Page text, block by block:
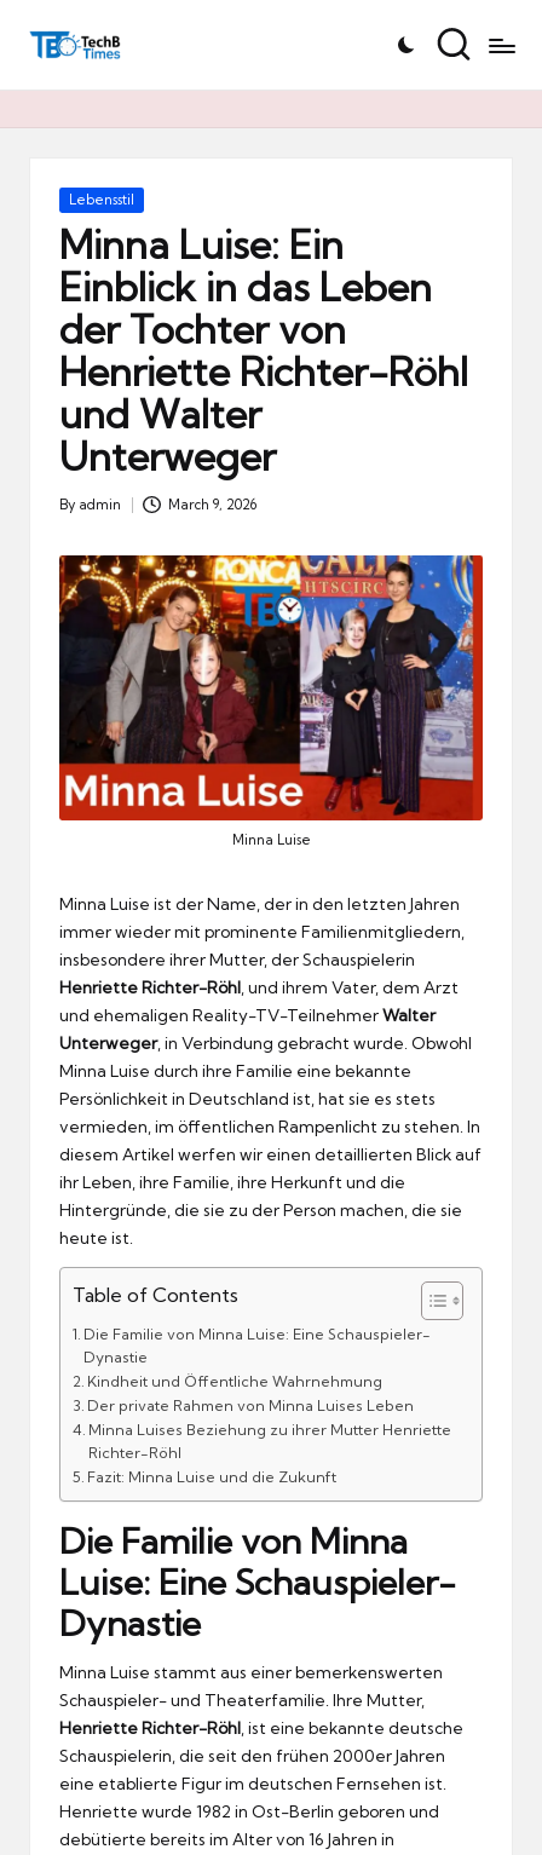
T
h
Posted
Lebensstil
Minna Luise: Ein
Einblick in das Leben
der Tochter von
Henriette Richter-Röhl
und Walter
Unterweger
Posted
By admin March 9, 2026
Minna Luise
Minna Luise ist der Name, der in den letzten Jahren
immer wieder mit prominente Familienmitgliedern,
insbesondere ihrer Mutter, der Schauspielerin
Henriette Richter-Röhl , und ihrem Vater, dem Arzt
und ehemaligen Reality-TV-TeilnehmerWalter
Unterweger, in Verbindung gebracht wurde. Obwohl
Minna Luise durch ihre Familie eine bekannte
Persönlichkeit in Deutschland ist, hat sie es stets
vermieden, im öffentlichen Rampenlicht zu stehen. In
diesem Artikel werfen wir einen detaillierten Blick auf
ihr Leben, ihre Familie, ihre Herkunft und die
Hintergründe, die sie zu der Person machen, die sie
heute ist.
Table of Contents
Die Familie von Minna Luise: Eine Schauspieler-
Dynastie
Kindheit und Öffentliche Wahrnehmung
Der private Rahmen von Minna Luises Leben
Minna Luises Beziehung zu ihrer Mutter Henriette
Richter-Röhl
Fazit: Minna Luise und die Zukunft
Die Familie von Minna
Luise: Eine Schauspieler-
Dynastie
Minna Luise stammt aus einer bemerkenswerten
Schauspieler- und Theaterfamilie. Ihre Mutter,
Henriette Richter-Röhl , ist eine bekannte deutsche
Schauspielerin, die seit den frühen 2000er Jahren
eine etablierte Figur im deutschen Fernsehen ist.
Henriette wurde 1982 in Ost-Berlin geboren und
debütierte bereits im Alter von 16 Jahren in